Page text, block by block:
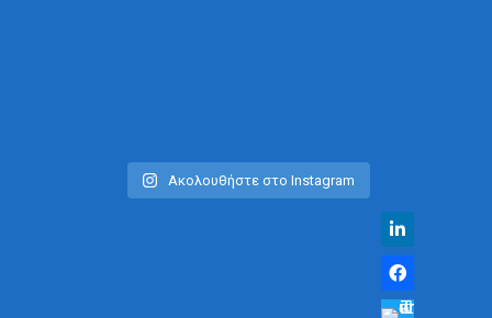
Ακολουθήστε στο Instagram